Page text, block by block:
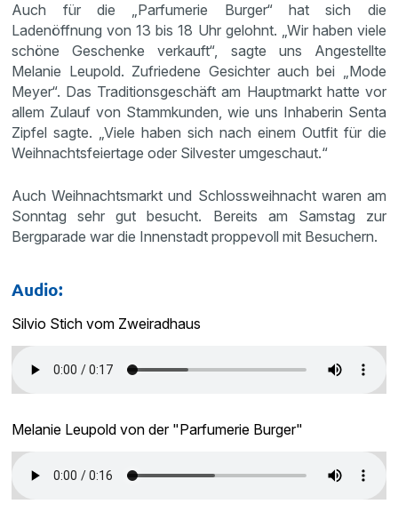
Auch für die „Parfumerie Burger“ hat sich die
Ladenöffnung von 13 bis 18 Uhr gelohnt. „Wir haben viele
schöne Geschenke verkauft“, sagte uns Angestellte
Melanie Leupold. Zufriedene Gesichter auch bei „Mode
Meyer“. Das Traditionsgeschäft am Hauptmarkt hatte vor
allem Zulauf von Stammkunden, wie uns Inhaberin Senta
Zipfel sagte. „Viele haben sich nach einem Outfit für die
Weihnachtsfeiertage oder Silvester umgeschaut.“
Auch Weihnachtsmarkt und Schlossweihnacht waren am
Sonntag sehr gut besucht. Bereits am Samstag zur
Bergparade war die Innenstadt proppevoll mit Besuchern.
Audio:
Silvio Stich vom Zweiradhaus
Melanie Leupold von der "Parfumerie Burger"